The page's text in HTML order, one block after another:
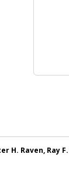
H. Raven, Ray